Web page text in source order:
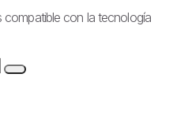
con la tecnología